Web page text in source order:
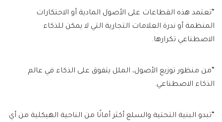
“تعتمد هذه القطاعات على الأصول المادية أو الاحتكارات
المنظمة أو ندرة العلامات التجارية التي لا يمكن للذكاء
الاصطناعي تكرارها.
“من منظور توزيع الأصول، الملل يتفوق على الذكاء في عالم
الذكاء الاصطناعي.
“تبدو البنية التحتية والسلع أكثر أمانًا من الناحية الهيكلية من أي